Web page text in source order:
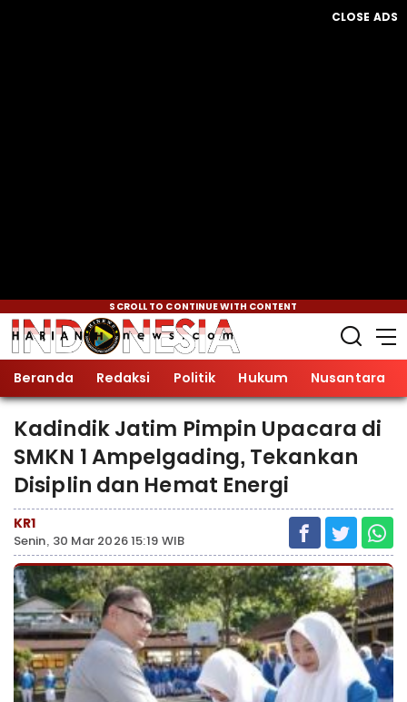
CLOSE ADS
SCROLL TO CONTINUE WITH CONTENT
Beranda Redaksi Politik Hukum Nusantara
Kadindik Jatim Pimpin Upacara di
SMKN 1 Ampelgading, Tekankan
Disiplin dan Hemat Energi
KR1
Senin, 30 Mar 2026 15:19 WIB